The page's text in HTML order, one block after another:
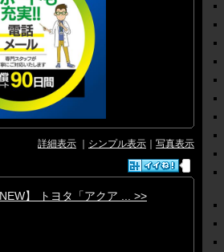
詳細表示 シンプル表示 写真表示
NEW】 トヨタ「アクア ... >>